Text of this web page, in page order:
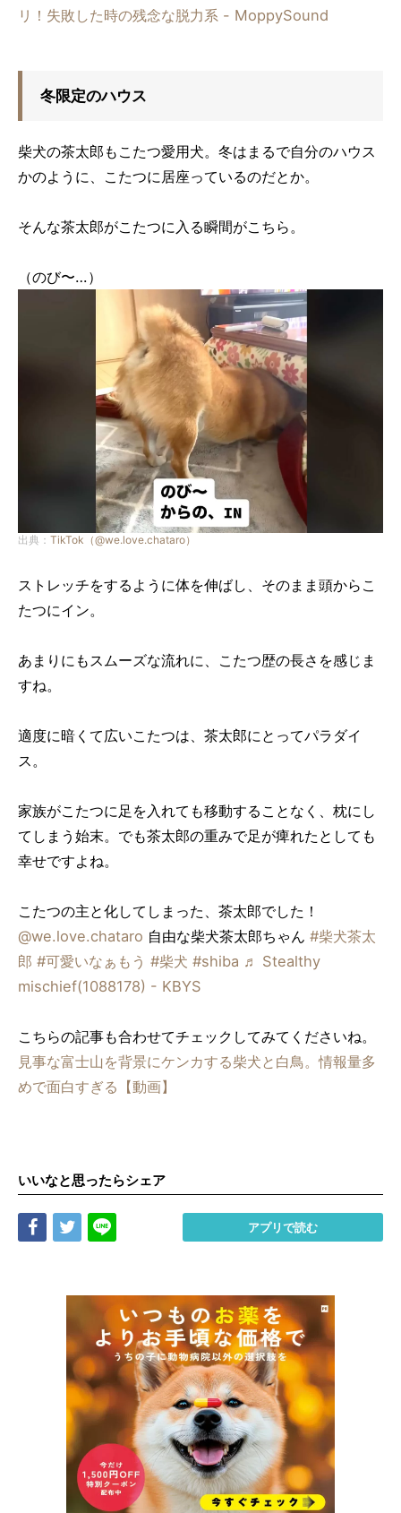
リ！失敗した時の残念な脱力系 - MoppySound
冬限定のハウス
柴犬の茶太郎もこたつ愛用犬。冬はまるで自分のハウス
かのように、こたつに居座っているのだとか。
そんな茶太郎がこたつに入る瞬間がこちら。
（のび〜…）
出典： TikTok（@we.love.chataro）
ストレッチをするように体を伸ばし、そのまま頭からこ
たつにイン。
あまりにもスムーズな流れに、こたつ歴の長さを感じま
すね。
適度に暗くて広いこたつは、茶太郎にとってパラダイ
ス。
家族がこたつに足を入れても移動することなく、枕にし
てしまう始末。でも茶太郎の重みで足が痺れたとしても
幸せですよね。
こたつの主と化してしまった、茶太郎でした！
@we.love.chataro 自由な柴犬茶太郎ちゃん #柴犬茶太
郎 #可愛いなぁもう #柴犬 #shiba ♬ Stealthy
mischief(1088178) - KBYS
こちらの記事も合わせてチェックしてみてくださいね。
見事な富士山を背景にケンカする柴犬と白鳥。情報量多
めで面白すぎる【動画】
いいなと思ったらシェア
Share Tweet アプリで読む